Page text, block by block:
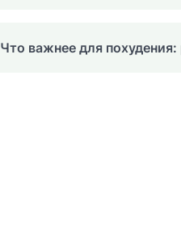
Что важнее для